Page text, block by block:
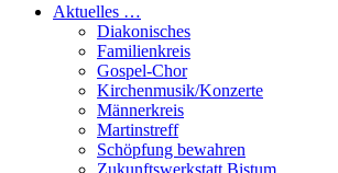
Aktuelles …
Diakonisches
Familienkreis
Gospel-Chor
Kirchenmusik/Konzerte
Männerkreis
Martinstreff
Schöpfung bewahren
Zukunftswerkstatt Bistum